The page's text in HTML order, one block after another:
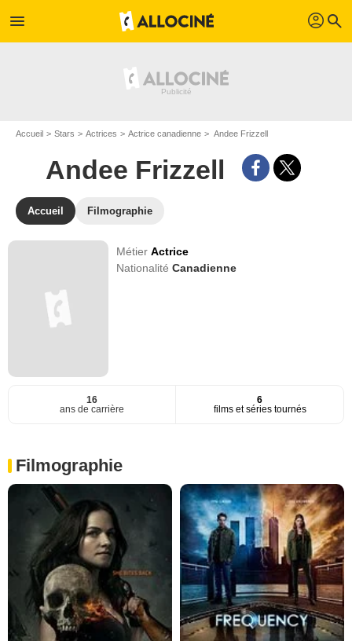
menu profil search
Accueil Stars Actrices Actrice canadienne Andee Frizzell
Andee Frizzell
Accueil Filmographie
MétierActrice
NationalitéCanadienne
16
ans de carrière
6
films et séries tournés
Filmographie